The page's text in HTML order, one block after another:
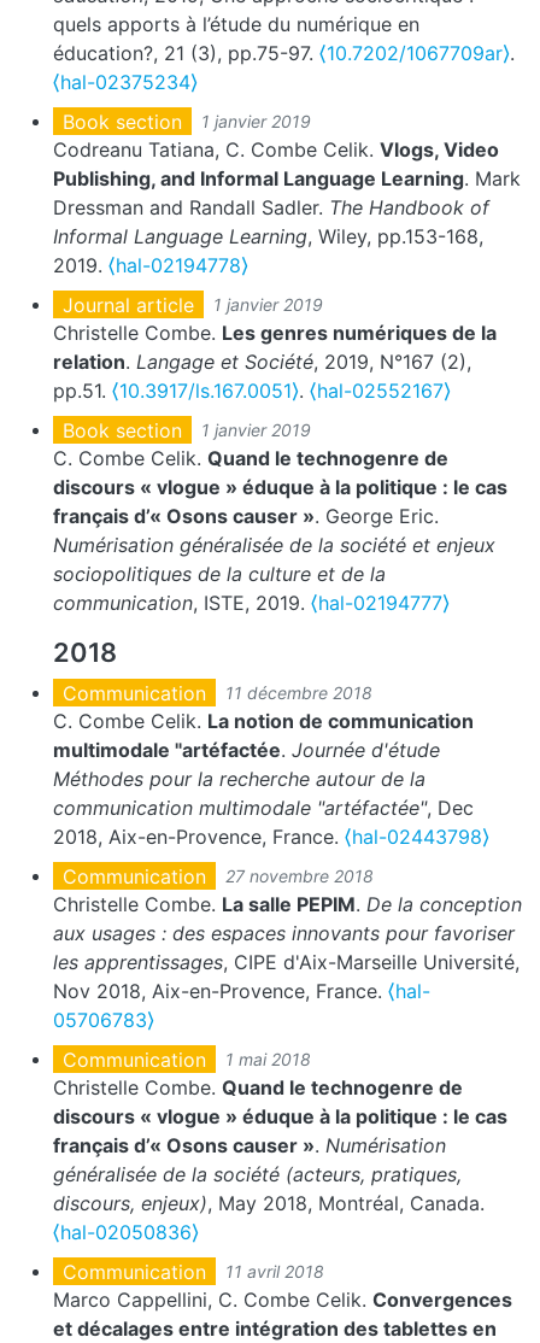
quels apports à l’étude du numérique en
éducation?, 21 (3), pp.75-97. ⟨10.7202/1067709ar⟩.
⟨hal-02375234⟩
Book section
1 janvier 2019
Codreanu Tatiana, C. Combe Celik. Vlogs, Video
Publishing, and Informal Language Learning. Mark
Dressman and Randall Sadler. The Handbook of
Informal Language Learning, Wiley, pp.153-168,
2019. ⟨hal-02194778⟩
Journal article
1 janvier 2019
Christelle Combe. Les genres numériques de la
relation. Langage et Société, 2019, N°167 (2),
pp.51. ⟨10.3917/ls.167.0051⟩. ⟨hal-02552167⟩
Book section
1 janvier 2019
C. Combe Celik. Quand le technogenre de
discours « vlogue » éduque à la politique : le cas
français d’« Osons causer ». George Eric.
Numérisation généralisée de la société et enjeux
sociopolitiques de la culture et de la
communication, ISTE, 2019. ⟨hal-02194777⟩
2018
Communication 11 décembre 2018
C. Combe Celik. La notion de communication
multimodale "artéfactée. Journée d'étude
Méthodes pour la recherche autour de la
communication multimodale "artéfactée", Dec
2018, Aix-en-Provence, France. ⟨hal-02443798⟩
Communication
27 novembre 2018
Christelle Combe. La salle PEPIM. De la conception
aux usages : des espaces innovants pour favoriser
les apprentissages, CIPE d'Aix-Marseille Université,
Nov 2018, Aix-en-Provence, France. ⟨hal-
05706783⟩
Communication
1 mai 2018
Christelle Combe. Quand le technogenre de
discours « vlogue » éduque à la politique : le cas
français d’« Osons causer ». Numérisation
généralisée de la société (acteurs, pratiques,
discours, enjeux), May 2018, Montréal, Canada.
⟨hal-02050836⟩
Communication
11 avril 2018
Marco Cappellini, C. Combe Celik. Convergences
et décalages entre intégration des tablettes en